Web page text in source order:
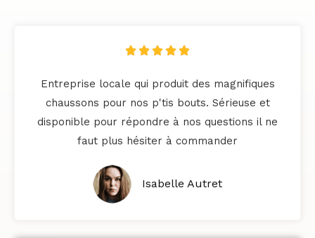
N
Entreprise locale qui produit des magnifiques
chaussons pour nos p'tis bouts. Sérieuse et
disponible pour répondre à nos questions il ne
faut plus hésiter à commander
Isabelle Autret